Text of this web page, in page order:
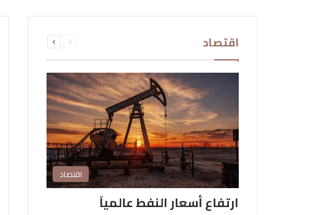
اقتصاد الصفحةالصفحة
اقتصاد
ارتفاع أسعار النفط عالمياً